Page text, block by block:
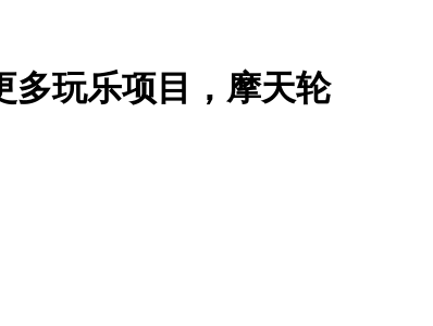
多玩乐项目，摩天轮